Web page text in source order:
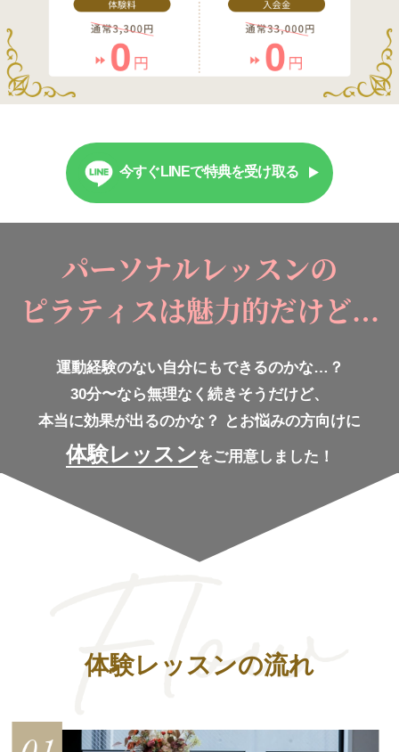
今すぐLINEで特典を受け取る
パーソナルレッスンの
ピラティスは魅力的だけど…
運動経験のない自分にもできるのかな…？
30分〜なら無理なく続きそうだけど、
本当に効果が出るのかな？
とお悩みの方向けに
体験レッスン をご用意しました！
体験レッスンの流れ